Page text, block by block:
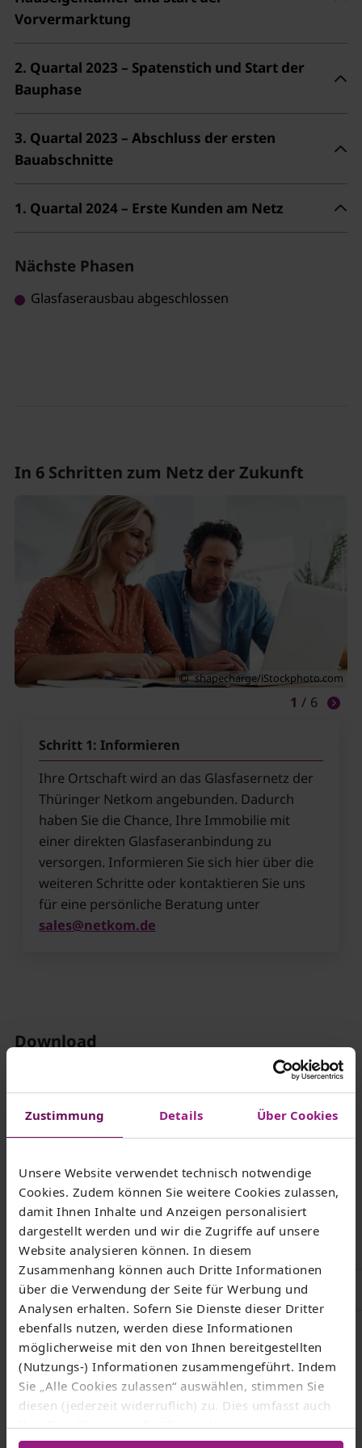
Zustimmung Details Über Cookies
Unsere Website verwendet technisch notwendige
Cookies. Zudem können Sie weitere Cookies zulassen,
damit Ihnen Inhalte und Anzeigen personalisiert
dargestellt werden und wir die Zugriffe auf unsere
Website analysieren können. In diesem
Zusammenhang können auch Dritte Informationen
über die Verwendung der Seite für Werbung und
Analysen erhalten. Sofern Sie Dienste dieser Dritter
ebenfalls nutzen, werden diese Informationen
möglicherweise mit den von Ihnen bereitgestellten
(Nutzungs-) Informationen zusammengeführt. Indem
Sie „Alle Cookies zulassen“ auswählen, stimmen Sie
diesen (jederzeit widerruflich) zu. Dies umfasst auch
Ihre Einwilligung in die Übermittlung
personenbezogener Daten in Drittländer wie die USA
Vorvermarktung
2. Quartal 2023 – Spatenstich und Start der
Bauphase
3. Quartal 2023 – Abschluss der ersten
Bauabschnitte
1. Quartal 2024 – Erste Kunden am Netz
Nächste Phasen
Glasfaserausbau abgeschlossen
In 6 Schritten zum Netz der Zukunft
shapecharge/iStockphoto.com
Schritt 1: Informieren
Ihre Ortschaft wird an das Glasfasernetz der
Thüringer Netkom angebunden. Dadurch
haben Sie die Chance, Ihre Immobilie mit
einer direkten Glasfaseranbindung zu
versorgen. Informieren Sie sich hier über die
weiteren Schritte oder kontaktieren Sie uns
für eine persönliche Beratung unter
sales@netkom.de
1 / 6
Download
Stand: August 2022 (4,26 MB)
Häufig gefragt
Filtern nach
Breitbandausbau
Wie sind die Zuständigkeiten bei einem
Partnerprojekt verteilt?